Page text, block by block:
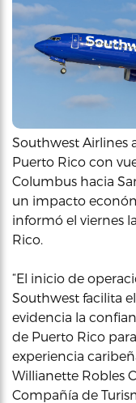
Southwest Airlines
Puerto Rico con
Columbus hacia
un impacto
informó el viernes
Rico.
“El inicio de
Southwest facilita
evidencia la
de Puerto Rico
experiencia
Willianette Robles
Compañía de